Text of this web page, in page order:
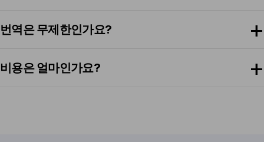
번역은 무제한인가요?
비용은 얼마인가요?